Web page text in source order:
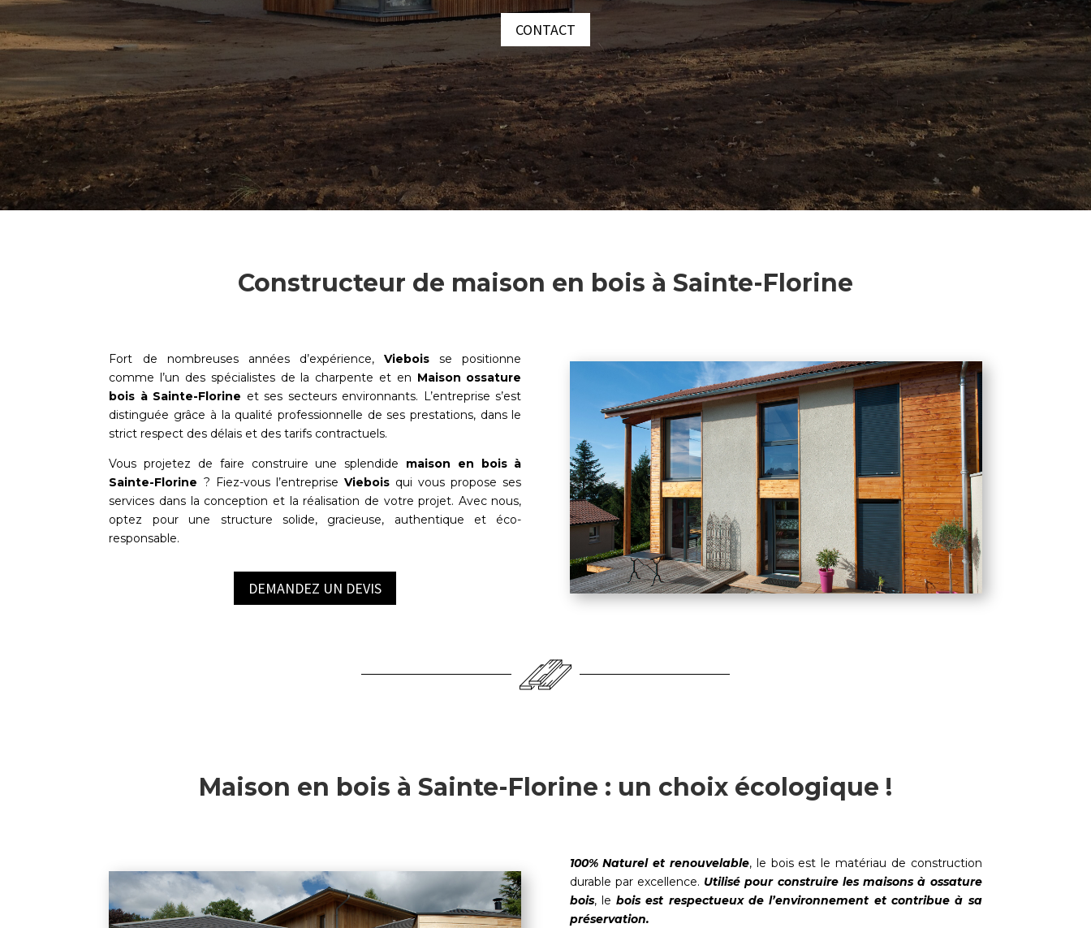
CONTACT
Constructeur de maison en bois à Sainte-Florine
Fort de nombreuses années d’expérience,Viebois se positionne
comme l’un des spécialistes de la charpente et en Maison ossature
bois à Sainte-Florine et ses secteurs environnants. L’entreprise s’est
distinguée grâce à la qualité professionnelle de ses prestations, dans le
strict respect des délais et des tarifs contractuels.
Vous projetez de faire construire une splendide maison en bois à
Sainte-Florine ? Fiez-vous l’entreprise Vieboisqui vous propose ses
services dans la conception et la réalisation de votre projet. Avec nous,
optez pour une structure solide, gracieuse, authentique et éco-
responsable.
DEMANDEZ UN DEVIS
Maison en bois à Sainte-Florine : un choix écologique !
100% Naturel et renouvelable, le bois est le matériau de construction
durable par excellence. Utilisé pour construire les maisons à ossature
bois, lebois est respectueux de l’environnement et contribue à sa
préservation.